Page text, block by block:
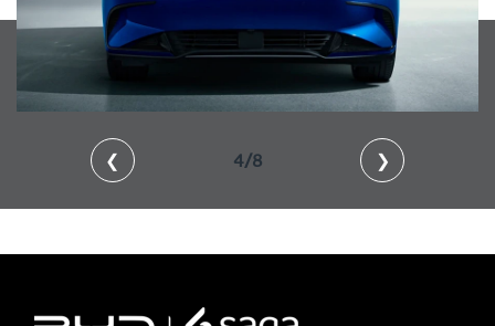
❮ 4/8 ❯